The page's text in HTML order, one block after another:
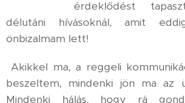
érdeklődést
délutáni hívásoknál, amit
önbizalmam lett!
Akikkel ma, a reggeli
beszeltem, mindenki jön ma az
Mindenki hálás, hogy rá